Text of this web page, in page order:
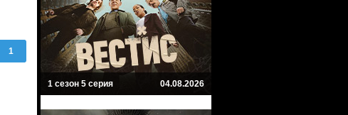
1
1 сезон 5 серия 04.08.2026